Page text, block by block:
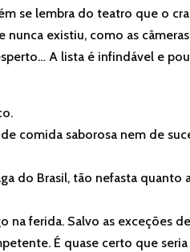
se lembra do teatro que o
existiu, como as câmeras
A lista é infindável e
comida saborosa nem de
do Brasil, tão nefasta quanto
na ferida. Salvo as exceções de
É quase certo que seria